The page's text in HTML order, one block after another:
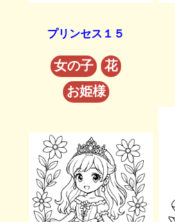
プリンセス１５
女の子
花
お姫様